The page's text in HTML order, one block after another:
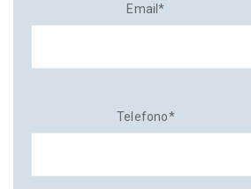
Email*
Telefono*